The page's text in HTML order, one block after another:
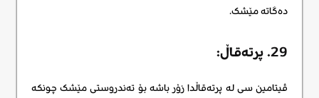
دەگاتە مێشک.
29. پرتەقاڵ:
ڤیتامین سی لە پرتەقاڵدا زۆر باشە بۆ تەندروستی مێشک چونکە